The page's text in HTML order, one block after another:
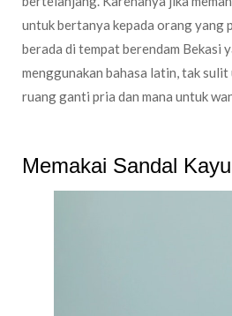
untuk bertanya kepada orang yang
berada di tempat berendam Bekasi
menggunakan bahasa latin, tak sulit
ruang ganti pria dan mana untuk
Memakai Sandal Kayu